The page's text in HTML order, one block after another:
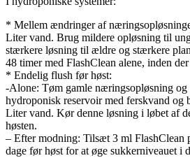
* Mellem ændringer af
Liter vand. Brug mildere opløsning til
stærkere løsning til ældre og stærkere
48 timer med FlashClean alene, inden
* Endelig flush før høst:
-Alone: ​​Tøm gamle næringsopløsning og
hydroponisk reservoir med ferskvand og
Liter vand. Kør denne løsning i løbet af
høsten.
– Efter modning: Tilsæt 3 ml FlashClean
dage før høst for at øge sukkerniveauet i